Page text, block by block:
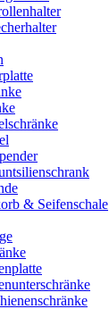
& Seifenschale